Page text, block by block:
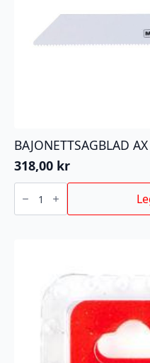
BAJONETTSAGBLAD
318,00 kr
BAJONETTSAGBLAD
AX
230MM